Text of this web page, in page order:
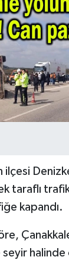
ilçesi
taraflı trafik
kapandı.
seyir